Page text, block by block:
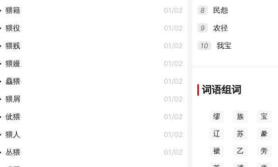
01/02
猥籍
01/02
猥役
01/02
猥贱
01/02
猥嫚
01/02
麤猥
01/02
猥屑
01/02
佌猥
01/02
猥人
01/02
丛猥
8 民怨
9 农径
10 我宝
词语组词
缪 族 宝
辽 苏 豢
褫 乙 旁